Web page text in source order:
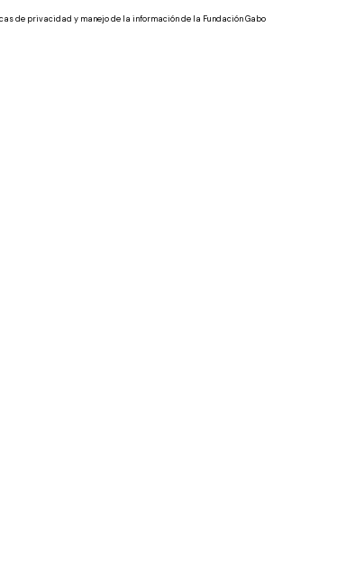
de privacidad y manejo de la información de la Fundación Gabo